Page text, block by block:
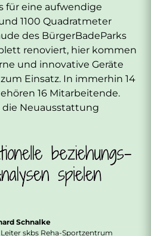
für eine aufwendige
1100 Quadratmeter
des BürgerBadeParks
renoviert, hier kommen
und innovative Geräte
Einsatz. In immerhin 14
16 Mitarbeitende.
Neuausstattung
Schnalke
skbs Reha-Sportzentrum